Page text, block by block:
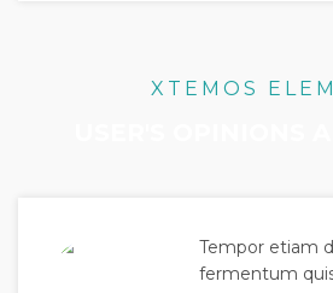
XTEMOS
Tempor etiam
fermentum